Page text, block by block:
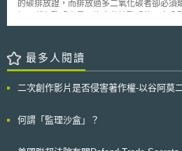
的碳排放證，而排放過多二氧化碳者卻必須
Allokationsplan ），於其內國推動實施。 在歐盟架構下，德國政府於
NAP I 。透過 NAP I 及 NAP II ，所有產業－
Verkehr ）、家戶（ Haushalte ）、以及手
業訂出排放標準。 基本上， NAP II 係有關德國能源業和工業自 2008
氧化碳排放控制，此乃因這兩個產業每年的
最多人閱讀
二次創作影片是否侵害著作權-以谷阿莫
何謂「監理沙盒」？